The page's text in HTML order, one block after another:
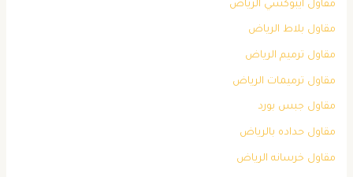
مقاول ايبوكسي الرياض
مقاول بلاط الرياض
مقاول ترميم الرياض
مقاول ترميمات الرياض
مقاول جبس بورد
مقاول حداده بالرياض
مقاول خرسانه الرياض